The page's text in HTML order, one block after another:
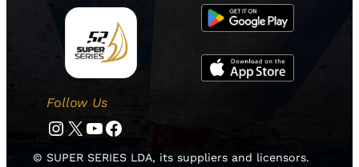
Follow Us
Instagram Twitter YouTube Facebook
© SUPER SERIES LDA, its suppliers and licensors.